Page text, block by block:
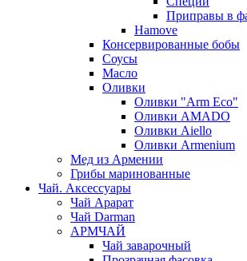
Приправы в
Hamove
Консервированные бобы
Соусы
Масло
Оливки
Оливки "Arm Eco"
Оливки AMADO
Оливки Aiello
Оливки Armenium
Мед из Армении
Грибы маринованные
Чай. Аксессуары
Чай Арарат
Чай Darman
АРМЧАЙ
Чай заварочный